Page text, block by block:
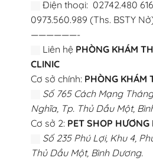
Điện thoại: 02742.480
0973.560.989 (Ths. BSTY
——————-
Liên hệ PHÒNG KHÁM
CLINIC
Cơ sở chính: PHÒNG KHÁM
Số 765 Cách Mạng
Nghĩa, Tp. Thủ Dầu Một,
Cơ sở 2: PET SHOP HƯƠNG
Số 235 Phú Lợi, Khu 4,
Thủ Dầu Một, Bình Dương.